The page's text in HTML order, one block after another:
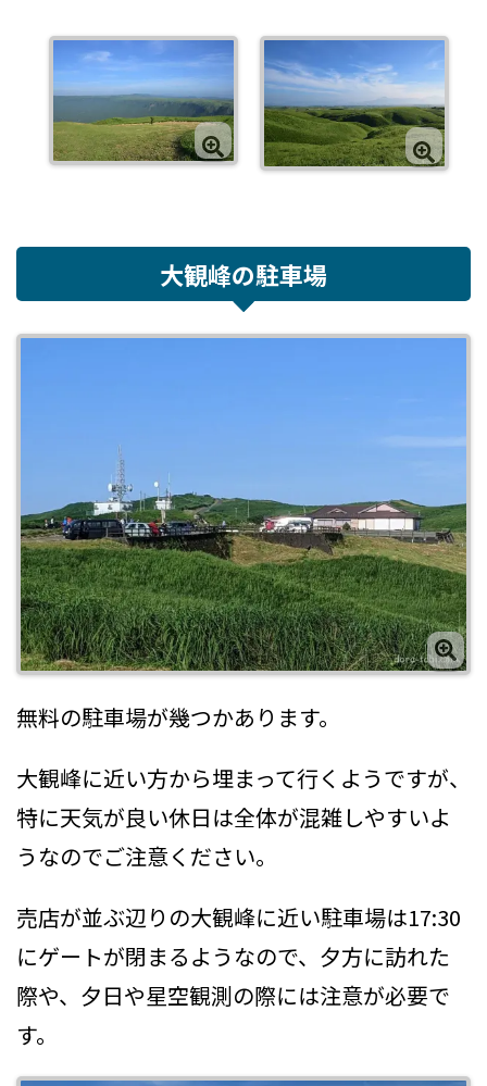
大観峰の駐車場
無料の駐車場が幾つかあります。
大観峰に近い方から埋まって行くようですが、
特に天気が良い休日は全体が混雑しやすいよ
うなのでご注意ください。
売店が並ぶ辺りの大観峰に近い駐車場は17:30
にゲートが閉まるようなので、夕方に訪れた
際や、夕日や星空観測の際には注意が必要で
す。